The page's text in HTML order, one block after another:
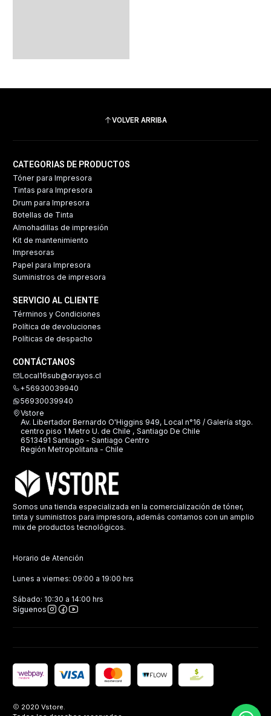
VOLVER ARRIBA
CATEGORIAS DE PRODUCTOS
Tóner para Impresora
Tintas para Impresora
Drum para Impresora
Botellas de Tinta
Almohadillas de impresión
Kit de mantenimiento
Impresoras
Papel para Impresora
Suministros de impresora
SERVICIO AL CLIENTE
Términos y Condiciones
Política de devoluciones
Políticas de despacho
CONTÁCTANOS
Local16sub@orayos.cl
+56930039940
56930039940
Vstore
Av. Libertador Bernardo O'Higgins 949, Local n°16 / Galería stgo.
centro piso 1 Metro U. de Chile , Santiago De Chile
6513491 Santiago - Santiago Centro
Región Metropolitana - Chile
Somos una tienda especializada en la comercialización de tóner,
tinta y suministros para impresora, además contamos con un amplio
mix de productos tecnológicos.
Horario de Atención
Lunes a viernes: 09:00 a 19:00 hrs
Sábado: 10:30 a 14:00 hrs
Síguenos
2020 Vstore.